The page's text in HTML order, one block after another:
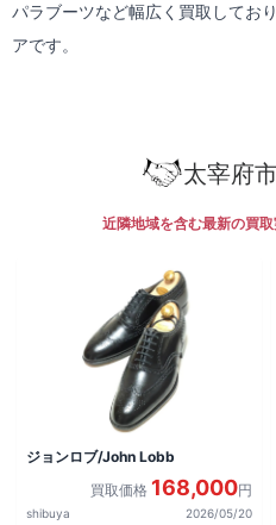
パラブーツなど幅広く買取してお
アです。
太宰府
近隣地域を含む最新の買取
ジョンロブ/John Lobb
買取価格 168,000円
shibuya 2026/05/20